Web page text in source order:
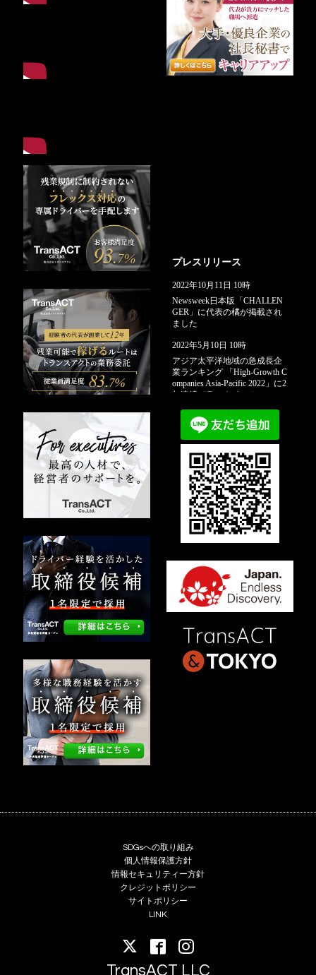
SDGsへの取り組み
個人情報保護方針
情報セキュリティー方針
クレジットポリシー
サイトポリシー
LINK
TransACT LLC